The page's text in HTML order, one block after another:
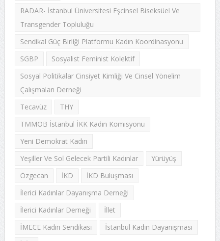
RADAR- İstanbul Üniversitesi Eşcinsel Biseksüel Ve
Transgender Topluluğu
Sendikal Güç Birliği Platformu Kadın Koordinasyonu
SGBP
Sosyalist Feminist Kolektif
Sosyal Politikalar Cinsiyet Kimliği Ve Cinsel Yönelim
Çalışmaları Derneği
Tecavüz
THY
TMMOB İstanbul İKK Kadın Komisyonu
Yeni Demokrat Kadın
Yeşiller Ve Sol Gelecek Partili Kadınlar
Yürüyüş
Özgecan
İKD
İKD Buluşması
İlerici Kadınlar Dayanışma Derneği
İlerici Kadınlar Derneği
İllet
İMECE Kadın Sendikası
İstanbul Kadın Dayanışması